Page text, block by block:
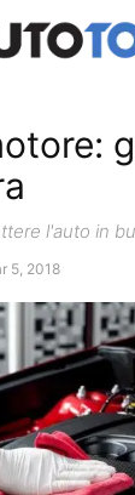
l'auto in
5, 2018